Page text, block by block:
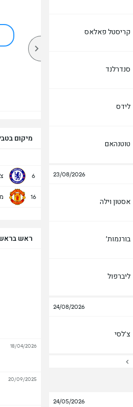
קריסטל פאלאס
סנדרלנד
לידס
טוטנהאם
23/08/2026
אסטון וילה
בורנמות׳
ליברפול
24/08/2026
צ'לסי
24/05/2026
מיקום
6
16
ראש
18/04/2026
20/09/2025